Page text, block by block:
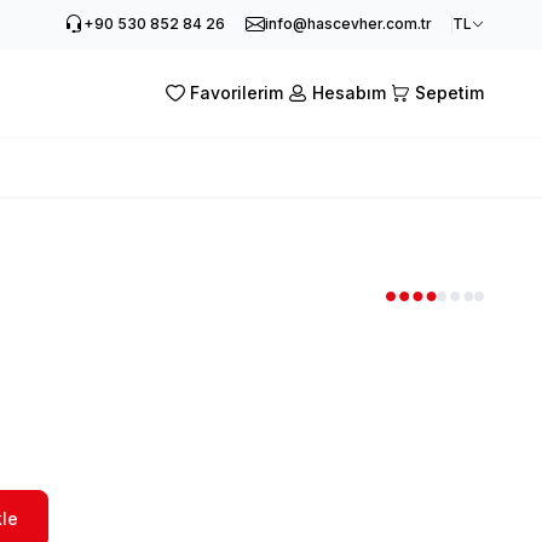
+90 530 852 84 26 info@hascevher.com.tr TL
Favorilerim Hesabım Sepetim